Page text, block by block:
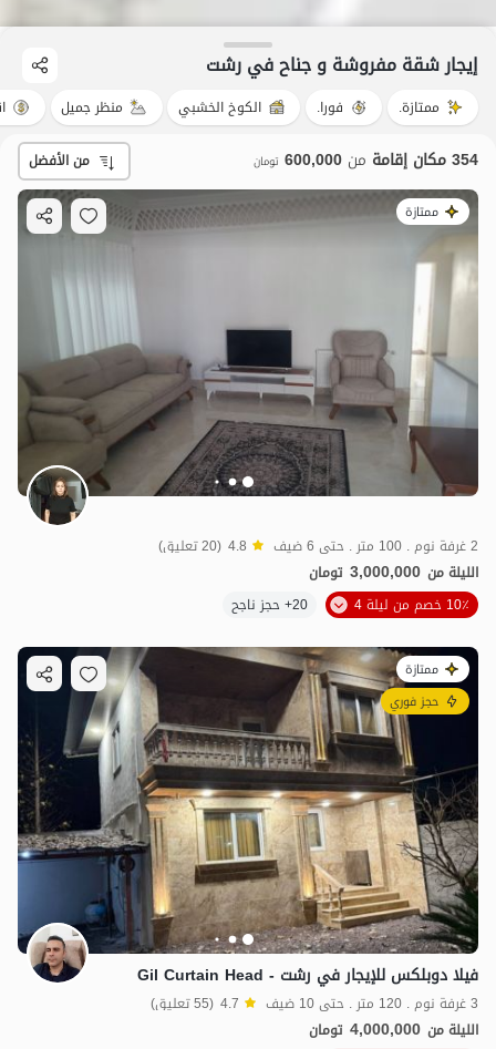
إيجار شقة مفروشة و جناح في رشت
ممتازة. فورا. الكوخ الخشبي منظر جميل
354 مكان إقامة من 600,000 تومان من الأفضل
ممتازة
2 غرفة نوم . 100 متر . حتى 6 ضيف 4.8 (20 تعليق)
الليلة من 3,000,000 تومان
10٪ خصم من ليلة 4
20+ حجز ناجح
ممتازة
حجز فوري
فيلا دوبلكس للإيجار في رشت - Gil Curtain Head
3 غرفة نوم . 120 متر . حتى 10 ضيف 4.7 (55 تعليق)
الليلة من 4,000,000 تومان